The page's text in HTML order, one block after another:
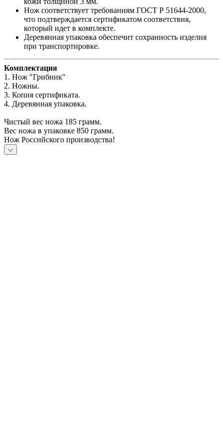
Нож соответствует требованиям ГОСТ Р 51644-2000,
что подтверждается сертификатом соответствия,
который идет в комплекте.
Деревянная упаковка обеспечит сохранность изделия
при транспортировке.
Комплектация
1. Нож "Грибник"
2. Ножны.
3. Копия сертификата.
4. Деревянная упаковка.
Чистый вес ножа 185 грамм.
Вес ножа в упаковке 850 грамм.
Нож Российского производства!